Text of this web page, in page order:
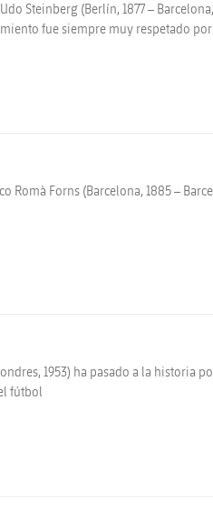
Steinberg (Berlín, 1877 –
fue siempre muy respetado
Forns (Barcelona, 1885 –
1953) ha pasado a la historia
fútbol